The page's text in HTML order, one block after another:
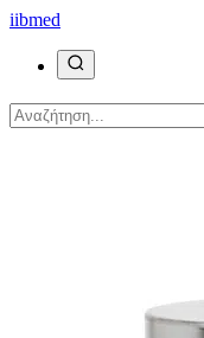
iibmed